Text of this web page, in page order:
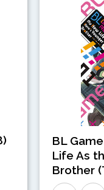
BL
Life As
Brother